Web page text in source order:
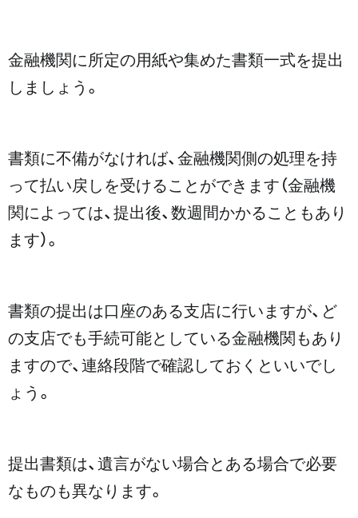
金融機関に所定の用紙や集めた書類一式を提出
しましょう。
書類に不備がなければ、金融機関側の処理を持
って払い戻しを受けることができます（金融機
関によっては、提出後、数週間かかることもあり
ます）。
書類の提出は口座のある支店に行いますが、ど
の支店でも手続可能としている金融機関もあり
ますので、連絡段階で確認しておくといいでし
ょう。
提出書類は、遺言がない場合とある場合で必要
なものも異なります。